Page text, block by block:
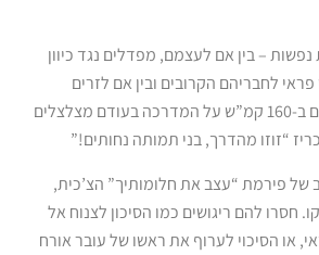
נפשות – בין אם לעצמם, מפדלים נגד כיוון
לחבריהם הקרובים ובין אם לזרים
מוחלטים בעודם שועטים ב-160 קמ”ש על המדרכה בעודם מצלצלים
“זוזו מהדרך, בני תמותה נחותים!”
של פירמת “עצב את חלומותיך” הצ’כית,
חסרו להם ריגושים כמו הסיכון לצנוח אל
או הסיכוי לערוף את ראשו של עובר אורח